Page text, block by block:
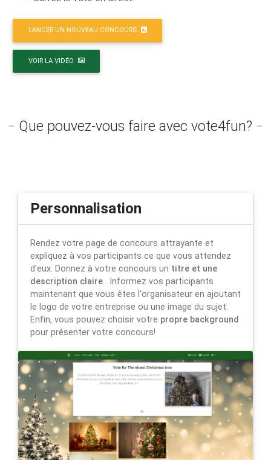
LANCER UN NOUVEAU CONCOURS
VOIR LA VIDÉO
Que pouvez-vous faire avec vote4fun?
Personnalisation
Rendez votre page de concours attrayante et
expliquez à vos participants ce que vous attendez
d'eux. Donnez à votre concours un titre et une
description claire . Informez vos participants
maintenant que vous êtes l'organisateur en ajoutant
le logo de votre entreprise ou une image du sujet.
Enfin, vous pouvez choisir votre propre background
pour présenter votre concours!